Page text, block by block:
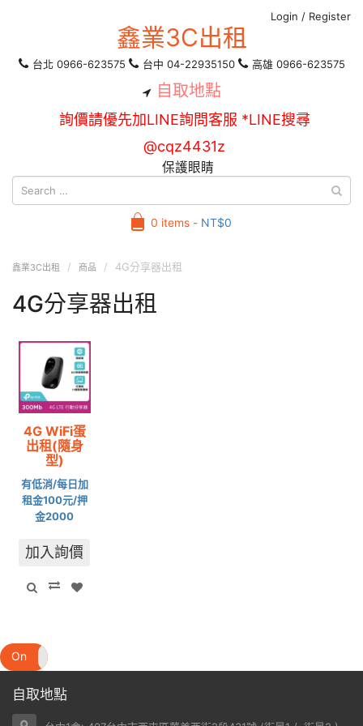
Login / Register
鑫業3C出租
台北 0966-623575 台中 04-22935150 高雄 0966-623575
自取地點
詢價請優先加LINE詢問客服 *LINE搜尋
@cqz4431z
保護眼睛
0 items - NT$0
鑫業3C出租 商品 4G分享器出租
4G分享器出租
4G WiFi蛋
出租(隨身
型)
有低消/每日加
租金100元/押
金2000
加入詢價
On
自取地點